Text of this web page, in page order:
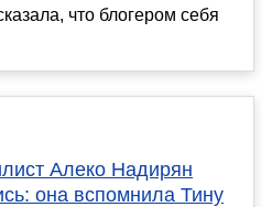
что блогером себя
Алеко Надирян
она вспомнила Тину